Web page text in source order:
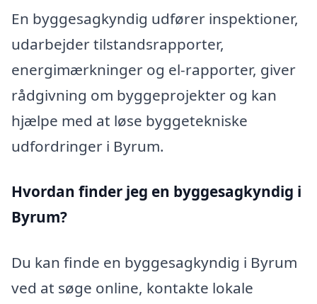
En byggesagkyndig udfører inspektioner,
udarbejder tilstandsrapporter,
energimærkninger og el-rapporter, giver
rådgivning om byggeprojekter og kan
hjælpe med at løse byggetekniske
udfordringer i Byrum.
Hvordan finder jeg en byggesagkyndig i
Byrum?
Du kan finde en byggesagkyndig i Byrum
ved at søge online, kontakte lokale